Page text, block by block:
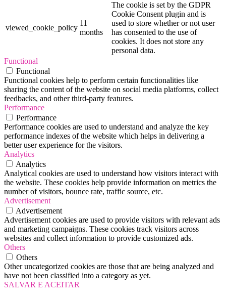
viewed_cookie_policy
11
months
The cookie is set by the GDPR
Cookie Consent plugin and is
used to store whether or not user
has consented to the use of
cookies. It does not store any
personal data.
Functional
Functional
Functional cookies help to perform certain functionalities like
sharing the content of the website on social media platforms, collect
feedbacks, and other third-party features.
Performance
Performance
Performance cookies are used to understand and analyze the key
performance indexes of the website which helps in delivering a
better user experience for the visitors.
Analytics
Analytics
Analytical cookies are used to understand how visitors interact with
the website. These cookies help provide information on metrics the
number of visitors, bounce rate, traffic source, etc.
Advertisement
Advertisement
Advertisement cookies are used to provide visitors with relevant ads
and marketing campaigns. These cookies track visitors across
websites and collect information to provide customized ads.
Others
Others
Other uncategorized cookies are those that are being analyzed and
have not been classified into a category as yet.
SALVAR E ACEITAR